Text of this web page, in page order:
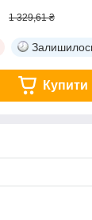
1 329,61 ₴
Купити